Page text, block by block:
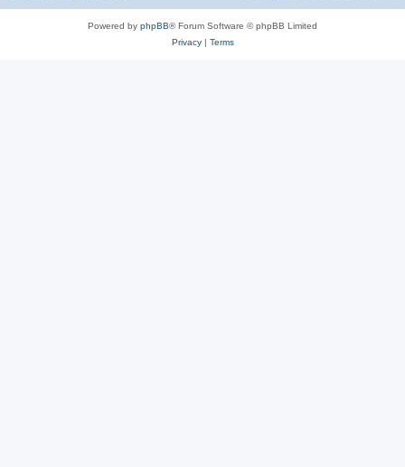
Powered by phpBB® Forum Software © phpBB Limited
Privacy| Terms